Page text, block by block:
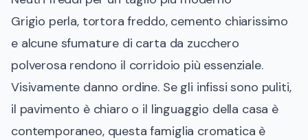
Grigio perla, tortora freddo, cemento chiarissimo
e alcune sfumature di carta da zucchero
polverosa rendono il corridoio più essenziale.
Visivamente danno ordine. Se gli infissi sono puliti,
il pavimento è chiaro o il linguaggio della casa è
contemporaneo, questa famiglia cromatica è